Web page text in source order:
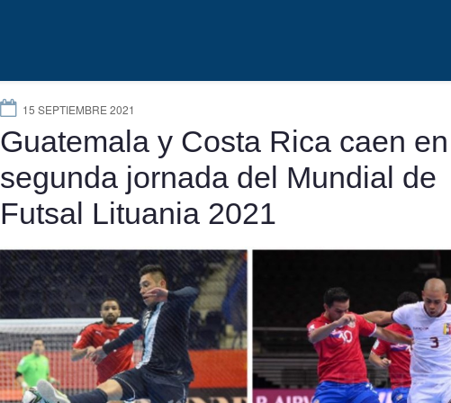
15 SEPTIEMBRE 2021
Guatemala y Costa Rica caen
segunda jornada del Mundial de
Futsal Lituania 2021